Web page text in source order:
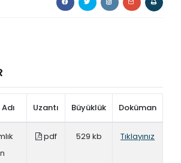
Uzantı Büyüklük Doküman
pdf 529 kb Tıklayınız